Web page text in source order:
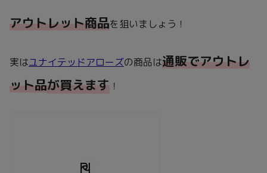
アウトレット商品を狙いましょう！
実はユナイテッドアローズの商品は通販でアウトレ
ット品が買えます ！